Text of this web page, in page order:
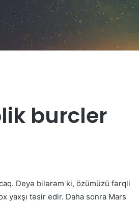
burcler
Deyə bilərəm ki, özümüzü fərqli
yaxşı təsir edir. Daha sonra Mars